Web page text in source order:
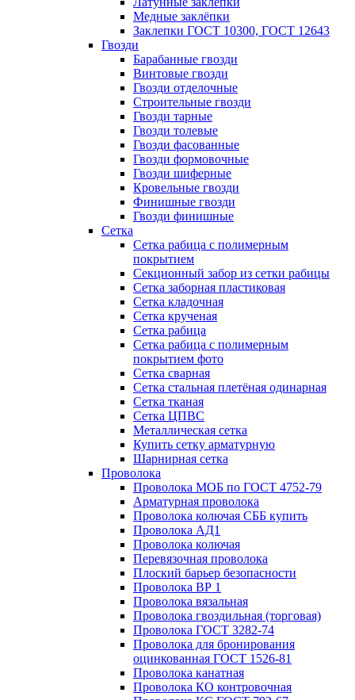
Медные заклёпки
Заклепки ГОСТ 10300, ГОСТ 12643
Гвозди
Барабанные гвозди
Винтовые гвозди
Гвозди отделочные
Строительные гвозди
Гвозди тарные
Гвозди толевые
Гвозди фасованные
Гвозди формовочные
Гвозди шиферные
Кровельные гвозди
Финишные гвозди
Гвозди финишные
Сетка
Сетка рабица с полимерным
покрытием
Секционный забор из сетки рабицы
Сетка заборная пластиковая
Сетка кладочная
Сетка крученая
Сетка рабица
Сетка рабица с полимерным
покрытием фото
Сетка сварная
Сетка стальная плетёная одинарная
Сетка тканая
Сетка ЦПВС
Металлическая сетка
Купить сетку арматурную
Шарнирная сетка
Проволока
Проволока МОБ по ГОСТ 4752-79
Арматурная проволока
Проволока колючая СББ купить
Проволока АД1
Проволока колючая
Перевязочная проволока
Плоский барьер безопасности
Проволока ВР 1
Проволока вязальная
Проволока гвоздильная (торговая)
Проволока ГОСТ 3282-74
Проволока для бронирования
оцинкованная ГОСТ 1526-81
Проволока канатная
Проволока КО контровочная